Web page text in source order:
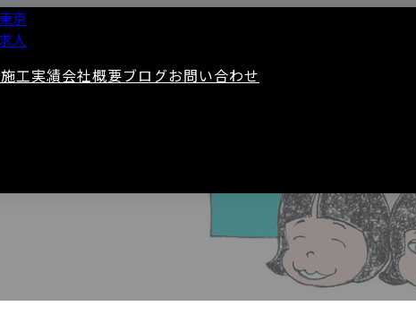
施工実績会社概要ブログお問い合わせ